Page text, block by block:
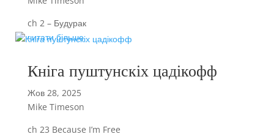
ch 2 – Будурак
читати більше
Кніга пуштунскіх цадікофф
Жов 28, 2025
Mike Timeson
ch 23 Because I’m Free